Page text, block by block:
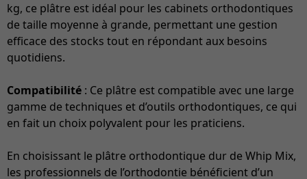
kg, ce plâtre est idéal pour les cabinets orthodontiques
de taille moyenne à grande, permettant une gestion
efficace des stocks tout en répondant aux besoins
quotidiens.
Compatibilité : Ce plâtre est compatible avec une large
gamme de techniques et d’outils orthodontiques, ce qui
en fait un choix polyvalent pour les praticiens.
En choisissant le plâtre orthodontique dur de Whip Mix,
les professionnels de l’orthodontie bénéficient d’un